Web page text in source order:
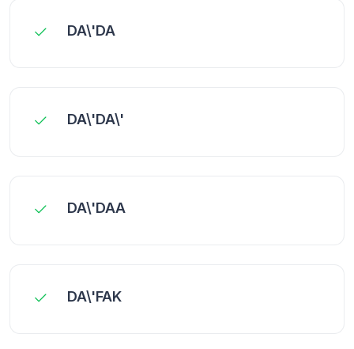
DA\'DA
DA\'DA\'
DA\'DAA
DA\'FAK